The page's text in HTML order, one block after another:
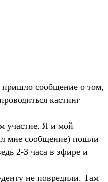
сообщение о том,
кастинг
участие. Я и мой
мне сообщение) пошли
2-3 часа в эфире и
не повредили. Там